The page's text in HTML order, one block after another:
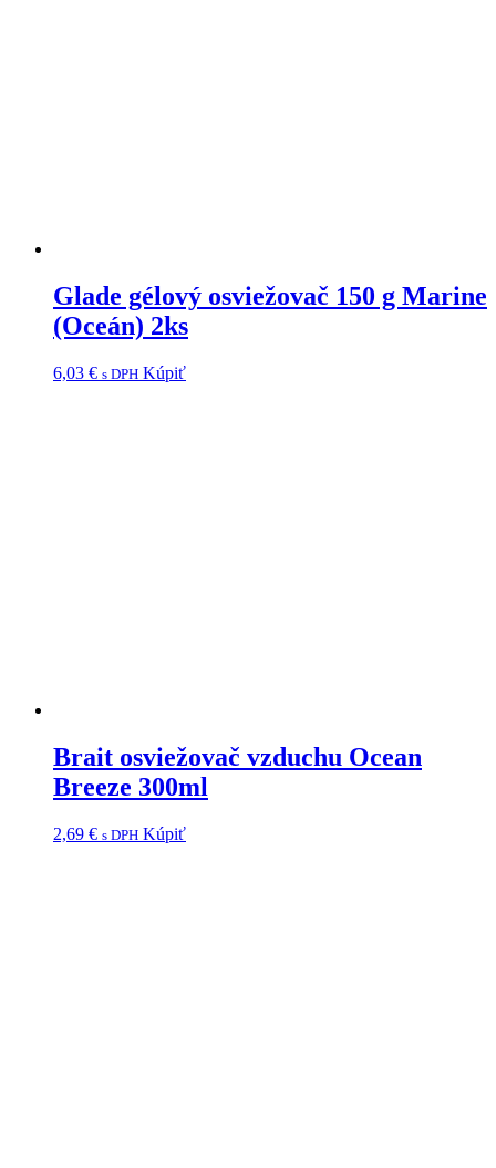
Glade gélový osviežovač 150 g Marine
(Oceán) 2ks
6,03 € s DPH Kúpiť
Brait osviežovač vzduchu Ocean
Breeze 300ml
2,69 € s DPH Kúpiť